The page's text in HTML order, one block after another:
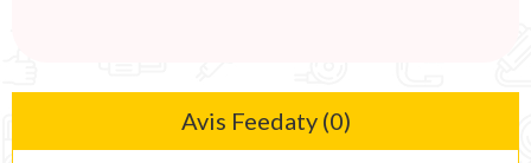
Avis Feedaty (0)